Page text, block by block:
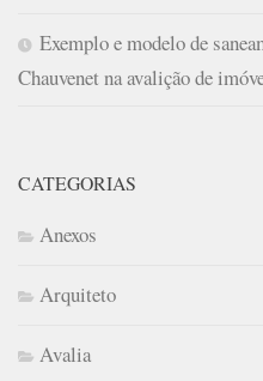
Exemplo e modelo de
Chauvenet na avalição de
CATEGORIAS
Anexos
Arquiteto
Avalia